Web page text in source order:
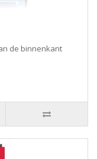
de binnenkant